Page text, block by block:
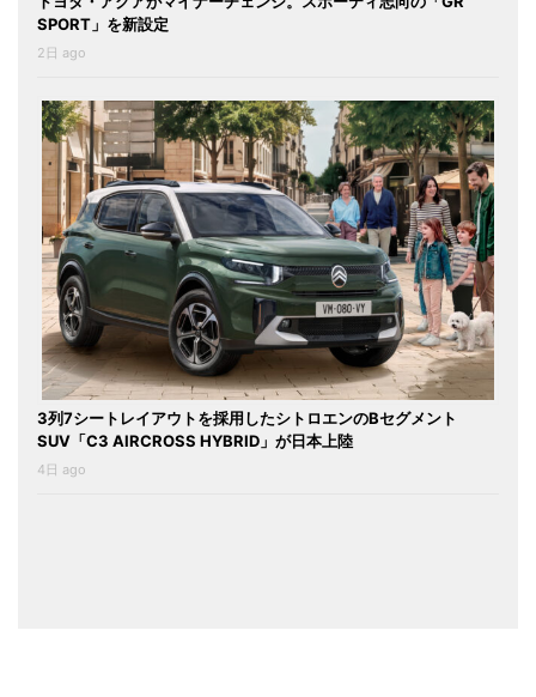
SPORT」を新設定
2日 ago
3列7シートレイアウトを採用したシトロエンのBセグメント
SUV「C3 AIRCROSS HYBRID」が日本上陸
4日 ago